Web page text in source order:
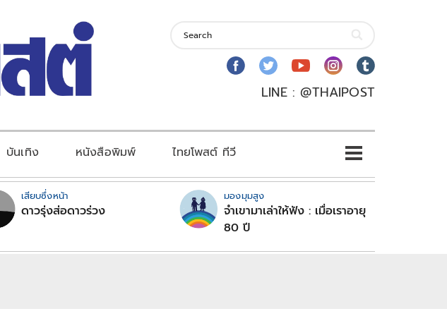
LINE : @THAIPOST
บันเทิง หนังสือพิมพ์ ไทยโพสต์ ทีวี
เสียบซึ่งหน้า
ดาวรุ่งส่อดาวร่วง
มองมุมสูง
จำเขามาเล่าให้ฟัง : เมื่อเราอายุ
80 ปี